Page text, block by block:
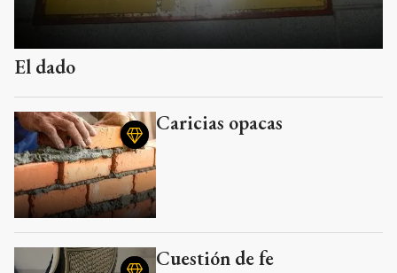
El dado
Caricias opacas
Cuestión de fe